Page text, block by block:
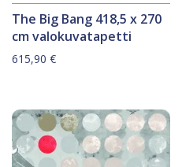
The Big Bang 418,5 x 270
cm valokuvatapetti
615,90 €